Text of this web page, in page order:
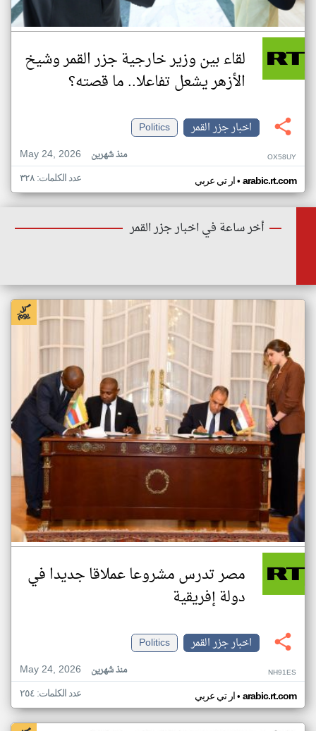
لقاء بين وزير خارجية جزر القمر وشيخ
الأزهر يشعل تفاعلا.. ما قصته؟
اخبار جزر القمر
Politics
May 24, 2026
منذ شهرين OX58UY
ار تي عربي• arabic.rt.com عدد الكلمات: ٣٢٨
أخر ساعة في اخبار جزر القمر
مصر تدرس مشروعا عملاقا جديدا في
دولة إفريقية
اخبار جزر القمر
Politics
May 24, 2026
منذ شهرين NH91ES
ار تي عربي• arabic.rt.com عدد الكلمات: ٢٥٤